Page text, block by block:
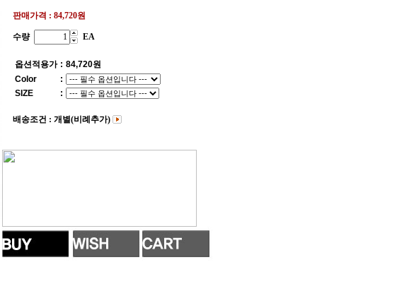
판매가격 : 84,720원
수량 EA
옵션적용가 : 84,720원
Color
:
SIZE
:
배송조건 : 개별(비례추가)